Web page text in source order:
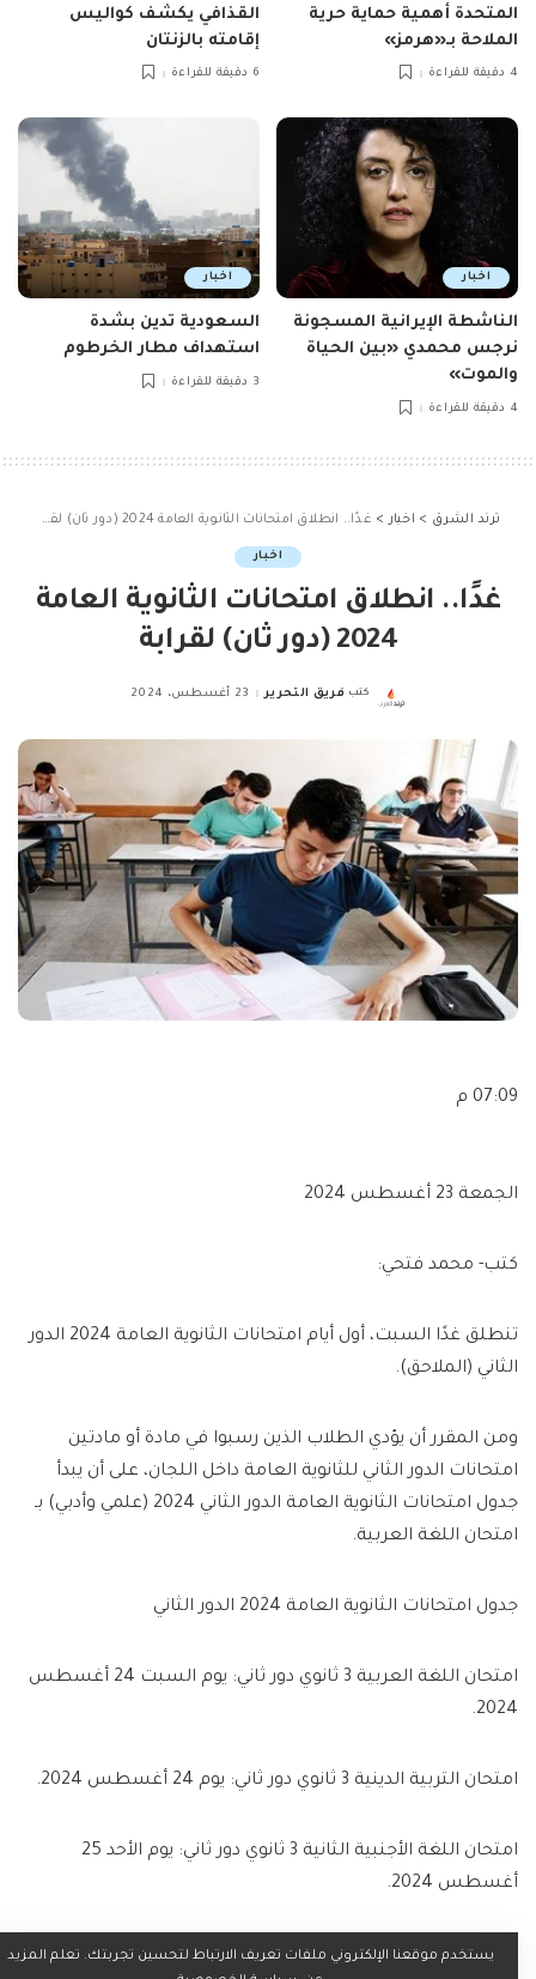
المتحدة أهمية حماية حرية
الملاحة بـ«هرمز»
4 دقيقة للقراءة
القذافي يكشف كواليس
إقامته بالزنتان
6 دقيقة للقراءة
اخبار
الناشطة الإيرانية المسجونة
نرجس محمدي «بين الحياة
والموت»
4 دقيقة للقراءة
اخبار
السعودية تدين بشدة
استهداف مطار الخرطوم
3 دقيقة للقراءة
ترند الشرق > اخبار > غدًا.. انطلاق امتحانات الثانوية العامة 2024 (دور ثان) لقرابة
اخبار
غدًا.. انطلاق امتحانات الثانوية العامة
2024 (دور ثان) لقرابة
Posted
كتب فريق التحرير 23 أغسطس، 2024
07:09 م
الجمعة 23 أغسطس 2024
كتب- محمد فتحي:
تنطلق غدًا السبت، أول أيام امتحانات الثانوية العامة 2024 الدور
الثاني (الملاحق).
ومن المقرر أن يؤدي الطلاب الذين رسبوا في مادة أو مادتين
امتحانات الدور الثاني للثانوية العامة داخل اللجان، على أن يبدأ
جدول امتحانات الثانوية العامة الدور الثاني 2024 (علمي وأدبي) بـ
امتحان اللغة العربية.
جدول امتحانات الثانوية العامة 2024 الدور الثاني
امتحان اللغة العربية 3 ثانوي دور ثاني: يوم السبت 24 أغسطس
2024.
امتحان التربية الدينية 3 ثانوي دور ثاني: يوم 24 أغسطس 2024.
امتحان اللغة الأجنبية الثانية 3 ثانوي دور ثاني: يوم الأحد 25
أغسطس 2024.
امتحان التربية الوطنية 3 ثانوي دور ثاني: يوم الأحد 25 أغسطس
يستخدم موقعنا الإلكتروني ملفات تعريف الارتباط لتحسين تجربتك. تعلم المزيد